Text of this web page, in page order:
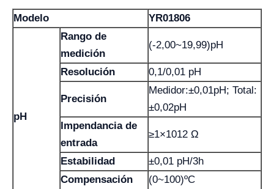
Modelo YR01806
pH
Rango de
medición
(-2,00~19,99)pH
Resolución 0,1/0,01 pH
Precisión
Medidor:±0,01pH; Total:
±0,02pH
Impendancia de
entrada
≥1×1012 Ω
Estabilidad
±0,01 pH/3h
Compensación
(0~100)ºC